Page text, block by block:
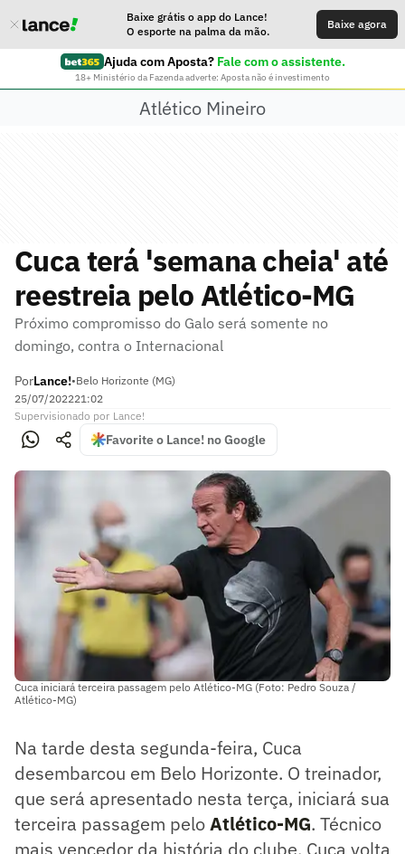
Baixe grátis o app do Lance!
O esporte na palma da mão.
Baixe agora
Ajuda com Aposta? Fale com o assistente.
18+ Ministério da Fazenda adverte: Aposta não é investimento
Atlético Mineiro
Cuca terá 'semana cheia' até
reestreia pelo Atlético-MG
Próximo compromisso do Galo será somente no
domingo, contra o Internacional
PorLance!•Belo Horizonte (MG)
25/07/202221:02
Supervisionado por Lance!
Favorite o Lance! no Google
Cuca iniciará terceira passagem pelo Atlético-MG (Foto: Pedro Souza /
Atlético-MG)
Na tarde desta segunda-feira, Cuca
desembarcou em Belo Horizonte. O treinador,
que será apresentado nesta terça, iniciará sua
terceira passagem peloAtlético-MG. Técnico
mais vencedor da história do clube, Cuca volta